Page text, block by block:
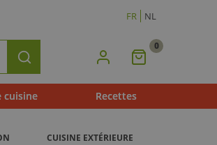
FR NL
Rechercher Mon
0
cuisine Recettes
CUISINE EXTÉRIEURE